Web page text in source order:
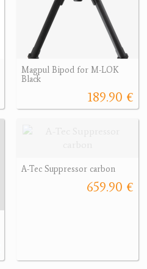
Magpul Bipod for M-LOK
Black
189.90 €
A-Tec Suppressor carbon
659.90 €